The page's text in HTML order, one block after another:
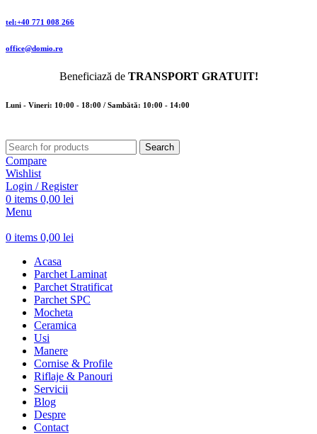
tel:+40 771 008 266
office@domio.ro
Beneficiază de TRANSPORT GRATUIT!
Luni - Vineri: 10:00 - 18:00 / Sambătă: 10:00 - 14:00
Search
Compare
Wishlist
Login / Register
0 items 0,00 lei
Menu
0 items 0,00 lei
Acasa
Parchet Laminat
Parchet Stratificat
Parchet SPC
Mocheta
Ceramica
Usi
Manere
Cornise & Profile
Riflaje & Panouri
Servicii
Blog
Despre
Contact